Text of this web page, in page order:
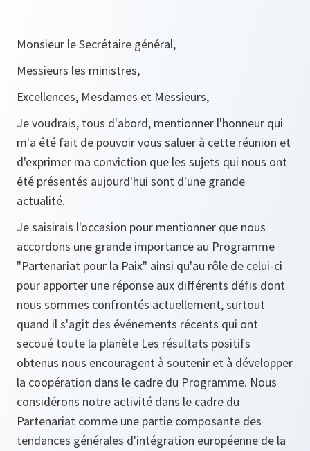
Monsieur le Secrétaire général,
Messieurs les ministres,
Excellences, Mesdames et Messieurs,
Je voudrais, tous d'abord, mentionner l'honneur qui
m'a été fait de pouvoir vous saluer à cette réunion et
d'exprimer ma conviction que les sujets qui nous ont
été présentés aujourd'hui sont d'une grande
actualité.
Je saisirais l'occasion pour mentionner que nous
accordons une grande importance au Programme
"Partenariat pour la Paix" ainsi qu'au rôle de celui-ci
pour apporter une réponse aux différents défis dont
nous sommes confrontés actuellement, surtout
quand il s'agit des événements récents qui ont
secoué toute la planète Les résultats positifs
obtenus nous encouragent à soutenir et à développer
la coopération dans le cadre du Programme. Nous
considérons notre activité dans le cadre du
Partenariat comme une partie composante des
tendances générales d'intégration européenne de la